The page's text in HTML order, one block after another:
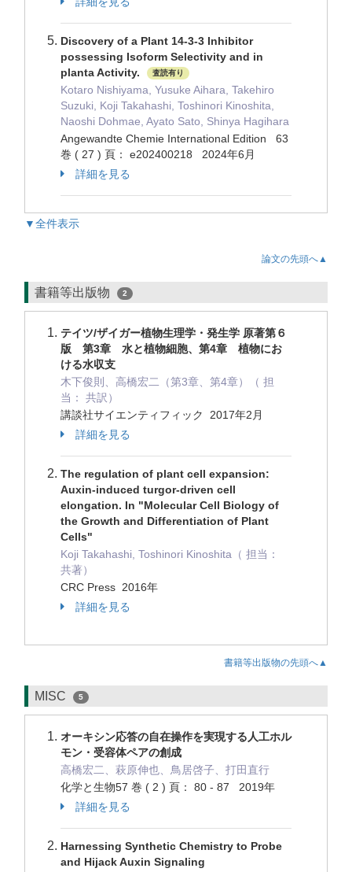
Discovery of a Plant 14-3-3 Inhibitor
possessing Isoform Selectivity and in
planta Activity.
査読有り
Kotaro Nishiyama, Yusuke Aihara, Takehiro
Suzuki, Koji Takahashi, Toshinori Kinoshita,
Naoshi Dohmae, Ayato Sato, Shinya Hagihara
Angewandte Chemie International Edition 63
巻 ( 27 ) 頁： e202400218 2024年6月
詳細を見る
▼全件表示
論文の先頭へ▲
書籍等出版物 2
テイツ/ザイガー植物生理学・発生学 原著第６
版 第3章 水と植物細胞、第4章 植物にお
ける水収支
木下俊則、高橋宏二（第3章、第4章）（ 担
当： 共訳）
講談社サイエンティフィック 2017年2月
詳細を見る
The regulation of plant cell expansion:
Auxin-induced turgor-driven cell
elongation. In "Molecular Cell Biology of
the Growth and Differentiation of Plant
Cells"
Koji Takahashi, Toshinori Kinoshita（ 担当：
共著）
CRC Press 2016年
詳細を見る
書籍等出版物の先頭へ▲
MISC 5
オーキシン応答の自在操作を実現する人工ホル
モン・受容体ペアの創成
高橋宏二、萩原伸也、鳥居啓子、打田直行
化学と生物57 巻 ( 2 ) 頁： 80 - 87 2019年
詳細を見る
Harnessing Synthetic Chemistry to Probe
and Hijack Auxin Signaling